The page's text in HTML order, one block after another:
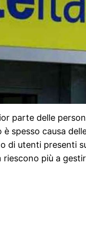
parte delle
spesso causa
di utenti presenti
più a